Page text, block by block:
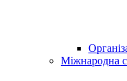
Міжнародна